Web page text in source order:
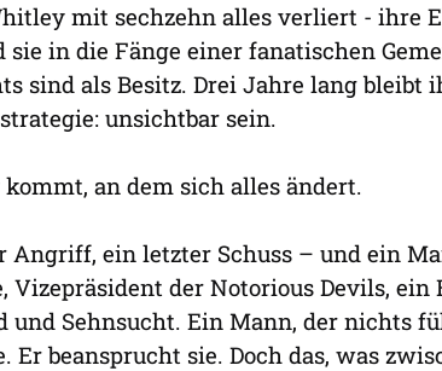
mit sechzehn alles verliert - ihre
sie in die Fänge einer fanatischen
sind als Besitz. Drei Jahre lang bleibt
unsichtbar sein.
kommt, an dem sich alles ändert.
Angriff, ein letzter Schuss – und ein
Vizepräsident der Notorious Devils,
und Sehnsucht. Ein Mann, der nichts
Er beansprucht sie. Doch das, was